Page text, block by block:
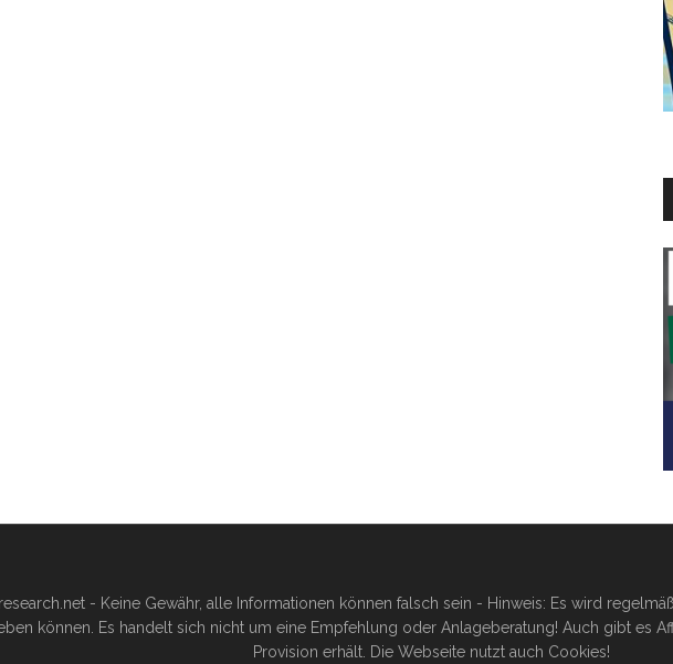
- Keine Gewähr, alle Informationen können falsch sein - Hinweis: Es wird
können. Es handelt sich nicht um eine Empfehlung oder Anlageberatung! Auch gibt es
Provision erhält. Die Webseite nutzt auch Cookies!